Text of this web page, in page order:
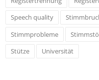
Speech quality
Stimmprobleme
Stütze
Universität